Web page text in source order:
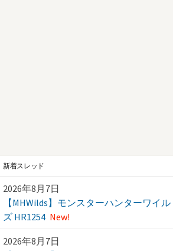
新着スレッド
2026年8月7日
【MHWilds】モンスターハンターワイル
ズ HR1254 New!
2026年8月7日